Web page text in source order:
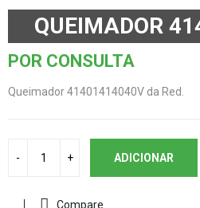
QUEIMADOR
POR CONSULTA
Queimador 41401414040V da Red.
ADICIONAR
Compare